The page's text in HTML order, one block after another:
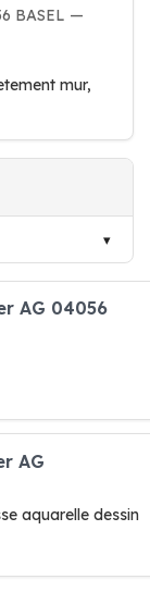
BASEL —
mur,
AG 04056
AG
aquarelle dessin